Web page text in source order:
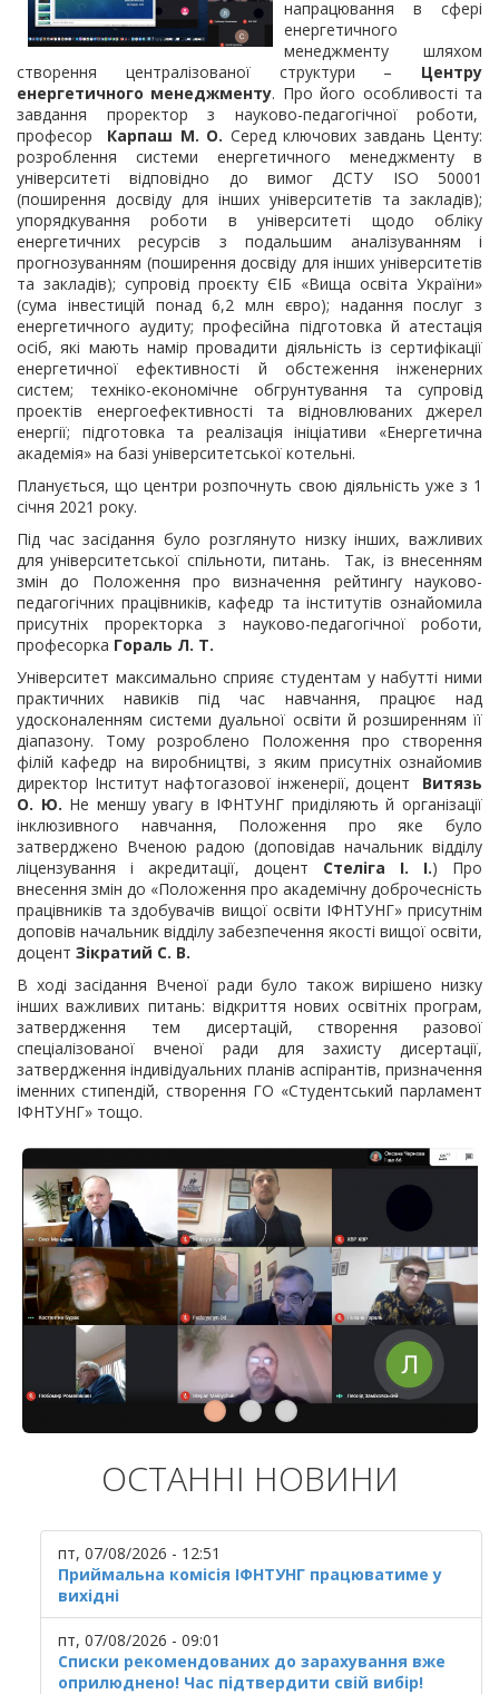
напрацювання в сфері
енергетичного
менеджменту шляхом
створення централізованої структури – Центру
енергетичного менеджменту. Про його особливості та
завдання проректор з науково-педагогічної роботи,
професор
Карпаш М. О. Серед ключових завдань Центу:
розроблення системи енергетичного менеджменту в
університеті відповідно до вимог ДСТУ ISO 50001
(поширення досвіду для інших університетів та закладів);
упорядкування роботи в університеті щодо обліку
енергетичних ресурсів з подальшим аналізуванням і
прогнозуванням (поширення досвіду для інших університетів
та закладів); супровід проєкту ЄІБ «Вища освіта України»
(сума інвестицій понад 6,2 млн євро); надання послуг з
енергетичного аудиту; професійна підготовка й атестація
осіб, які мають намір провадити діяльність із сертифікації
енергетичної ефективності й обстеження інженерних
систем; техніко-економічне обгрунтування та супровід
проектів енергоефективності та відновлюваних джерел
енергії; підготовка та реалізація ініціативи «Енергетична
академія» на базі університетської котельні.
Планується, що центри розпочнуть свою діяльність уже з 1
січня 2021 року.
Під час засідання було розглянуто низку інших, важливих
для університетської спільноти, питань. Так, із внесенням
змін до Положення про визначення рейтингу науково-
педагогічних працівників, кафедр та інститутів ознайомила
присутніх проректорка з науково-педагогічної роботи,
професорка Гораль Л. Т.
Університет максимально сприяє студентам у набутті ними
практичних навиків під час навчання, працює над
удосконаленням системи дуальної освіти й розширенням її
діапазону. Тому розроблено Положення про створення
філій кафедр на виробництві, з яким присутніх ознайомив
директор Інститут нафтогазової інженерії, доцент Витязь
О. Ю. Не меншу увагу в ІФНТУНГ приділяють й організації
інклюзивного навчання, Положення про яке було
затверджено Вченою радою (доповідав начальник відділу
ліцензування і акредитації, доцент Стеліга І. І.) Про
внесення змін до «Положення про академічну доброчесність
працівників та здобувачів вищої освіти ІФНТУНГ» присутнім
доповів начальник відділу забезпечення якості вищої освіти,
доцент Зікратий С. В.
В ході засідання Вченої ради було також вирішено низку
інших важливих питань: відкриття нових освітніх програм,
затвердження тем дисертацій, створення разової
спеціалізованої вченої ради для захисту дисертації,
затвердження індивідуальних планів аспірантів, призначення
іменних стипендій, створення ГО «Студентський парламент
ІФНТУНГ» тощо.
ОСТАННІ НОВИНИ
пт, 07/08/2026 - 12:51
Приймальна комісія ІФНТУНГ працюватиме у
вихідні
пт, 07/08/2026 - 09:01
Списки рекомендованих до зарахування вже
оприлюднено! Час підтвердити свій вибір!